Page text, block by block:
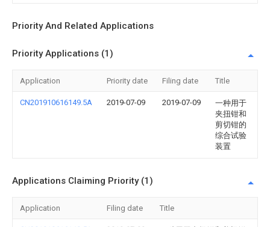
Priority And Related Applications
Priority Applications (1)
Application Priority date Filing date Title
CN201910616149.5A 2019-07-09 2019-07-09
一种用于
夹扭钳和
剪切钳的
综合试验
装置
Applications Claiming Priority (1)
Application Filing date Title